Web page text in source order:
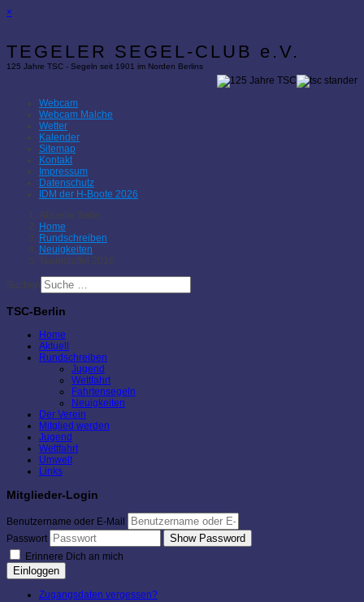
×
TEGELER SEGEL-CLUB e.V.
125 Jahre TSC - Segeln seit 1901 im Norden Berlins
Webcam
Webcam Malche
Wetter
Kalender
Sitemap
Kontakt
Impressum
Datenschutz
IDM der H-Boote 2026
Aktuelle Seite:
Home
Rundschreiben
Neuigkeiten
Teamstaffel 2016
Suchen
TSC-Berlin
Home
Aktuell
Rundschreiben
Jugend
Wettfahrt
Fahrtensegeln
Neuigkeiten
Der Verein
Mitglied werden
Jugend
Wettfahrt
Umwelt
Links
Mitglieder-Login
Benutzername oder E-Mail
Passwort
Show Password
Erinnere Dich an mich
Einloggen
Zugangsdaten vergessen?